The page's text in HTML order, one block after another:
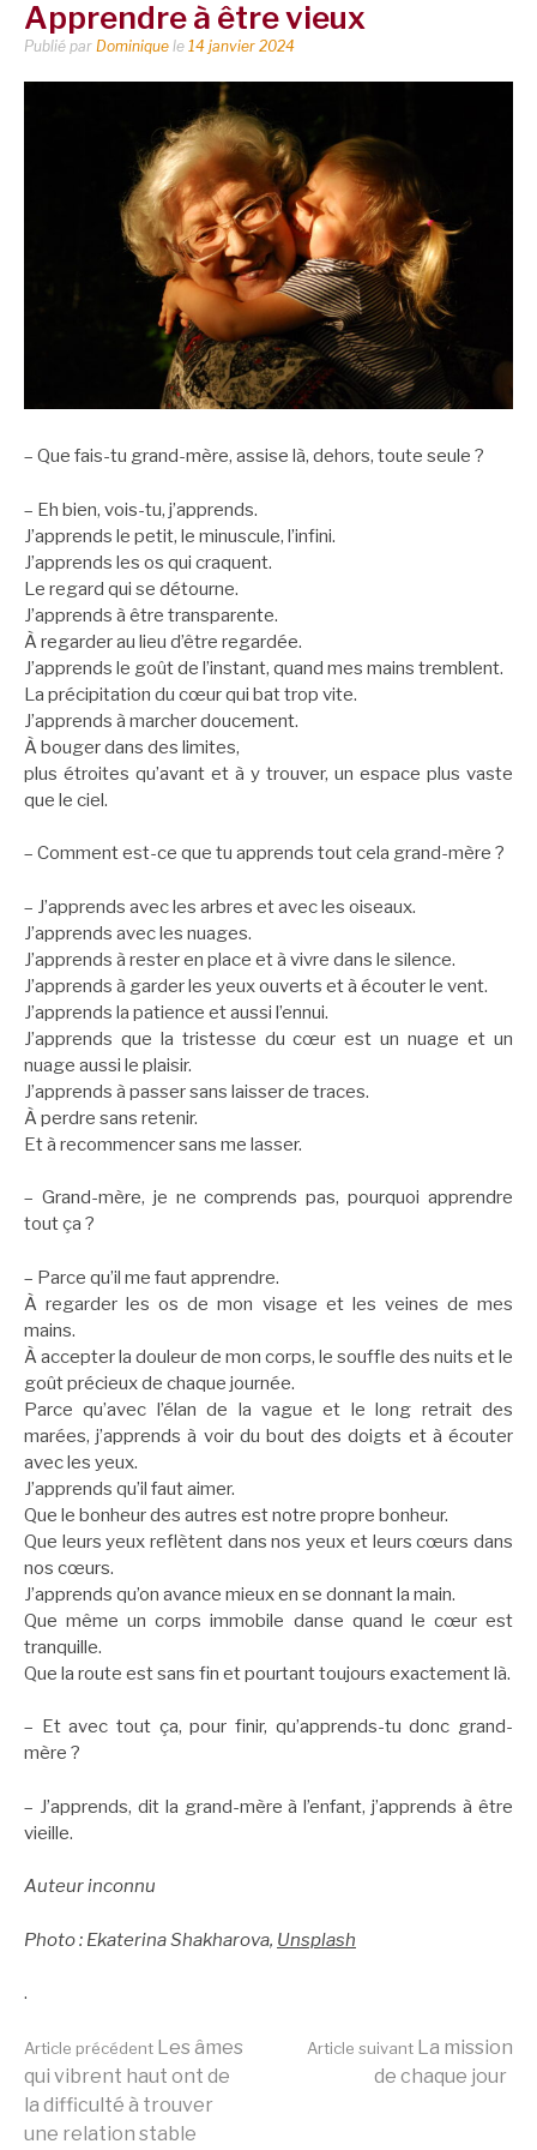
Apprendre à être vieux
Publié par Dominique le 14 janvier 2024
– Que fais-tu grand-mère, assise là, dehors, toute seule ?
– Eh bien, vois-tu, j’apprends.
J’apprends le petit, le minuscule, l’infini.
J’apprends les os qui craquent.
Le regard qui se détourne.
J’apprends à être transparente.
À regarder au lieu d’être regardée.
J’apprends le goût de l’instant, quand mes mains tremblent.
La précipitation du cœur qui bat trop vite.
J’apprends à marcher doucement.
À bouger dans des limites,
plus étroites qu’avant et à y trouver, un espace plus vaste
que le ciel.
– Comment est-ce que tu apprends tout cela grand-mère ?
– J’apprends avec les arbres et avec les oiseaux.
J’apprends avec les nuages.
J’apprends à rester en place et à vivre dans le silence.
J’apprends à garder les yeux ouverts et à écouter le vent.
J’apprends la patience et aussi l’ennui.
J’apprends que la tristesse du cœur est un nuage et un
nuage aussi le plaisir.
J’apprends à passer sans laisser de traces.
À perdre sans retenir.
Et à recommencer sans me lasser.
– Grand-mère, je ne comprends pas, pourquoi apprendre
tout ça ?
– Parce qu’il me faut apprendre.
À regarder les os de mon visage et les veines de mes
mains.
À accepter la douleur de mon corps, le souffle des nuits et le
goût précieux de chaque journée.
Parce qu’avec l’élan de la vague et le long retrait des
marées, j’apprends à voir du bout des doigts et à écouter
avec les yeux.
J’apprends qu’il faut aimer.
Que le bonheur des autres est notre propre bonheur.
Que leurs yeux reflètent dans nos yeux et leurs cœurs dans
nos cœurs.
J’apprends qu’on avance mieux en se donnant la main.
Que même un corps immobile danse quand le cœur est
tranquille.
Que la route est sans fin et pourtant toujours exactement là.
– Et avec tout ça, pour finir, qu’apprends-tu donc grand-
mère ?
– J’apprends, dit la grand-mère à l’enfant, j’apprends à être
vieille.
Auteur inconnu
Photo : Ekaterina Shakharova, Unsplash
.
Lire
Article précédent Les âmes
qui vibrent haut ont de
la difficulté à trouver
une relation stable
Article suivant La mission
de chaque jour